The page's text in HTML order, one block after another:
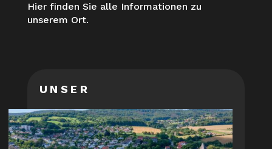
Hier finden Sie alle Informationen zu
unserem Ort.
UNSER